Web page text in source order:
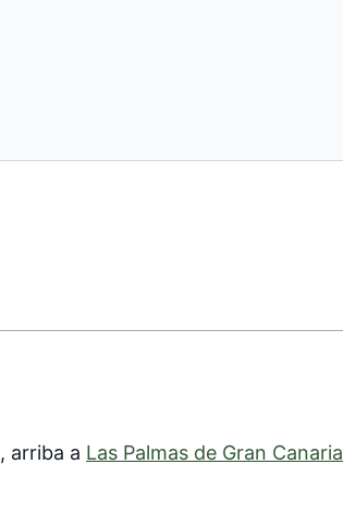
, arriba a Las Palmas de Gran Canaria